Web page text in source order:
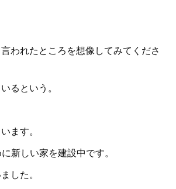
われたところを想像してみてくださ
るという。
ます。
新しい家を建設中です。
した。